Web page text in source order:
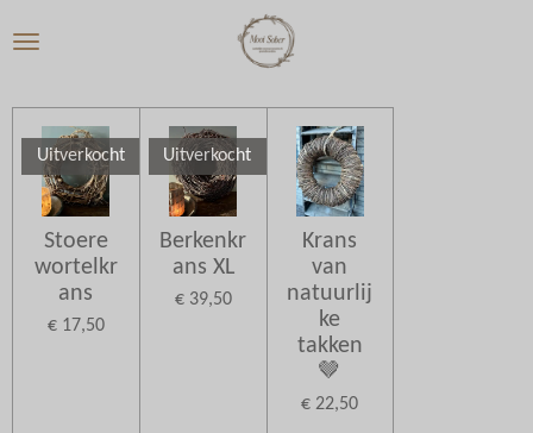
direct
de
hoofdinhoud
Uitverkocht
Stoere
wortelkr
ans
€ 17,50
Uitverkocht
Berkenkr
ans XL
€ 39,50
Krans
van
natuurlij
ke
takken
🤎
€ 22,50